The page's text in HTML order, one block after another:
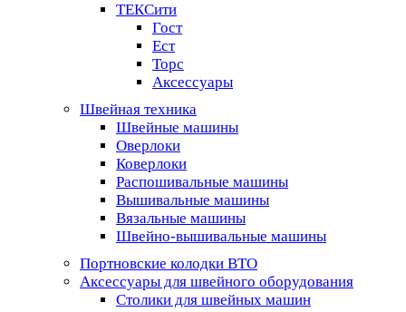
ТЕКСити
Гост
Ест
Торс
Аксессуары
Швейная техника
Швейные машины
Оверлоки
Коверлоки
Распошивальные машины
Вышивальные машины
Вязальные машины
Швейно-вышивальные машины
Портновские колодки ВТО
Аксессуары для швейного оборудования
Столики для швейных машин